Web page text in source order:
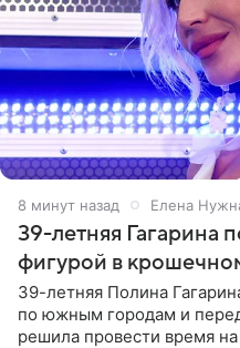
8 минут назад Елена
39-летняя Гагарина
фигурой в
39-летняя Полина
по южным городам и
решила провести время